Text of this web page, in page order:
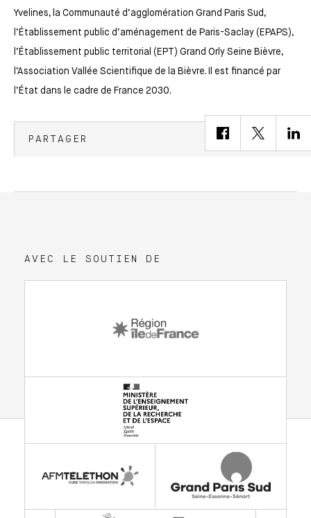
Yvelines, la Communauté d’agglomération Grand Paris Sud,
l’Établissement public d’aménagement de Paris-Saclay (EPAPS),
l’Établissement public territorial (EPT) Grand Orly Seine Bièvre,
l’Association Vallée Scientifique de la Bièvre. Il est financé par
l’État dans le cadre de France 2030.
PARTAGER
AVEC LE SOUTIEN DE